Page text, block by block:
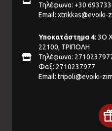
Τηλέφωνο: +30
Email: xtrikkas@evoiki-
Υποκατάστημα 4: 3Ο
22100, ΤΡΙΠΟΛΗ
Τηλέφωνο:
Φαξ: 2710237977
Email: tripoli@evoiki-